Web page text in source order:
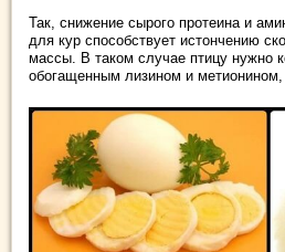
Так, снижение сырого протеина и
для кур способствует истончению
массы. В таком случае птицу нужно
обогащенным лизином и